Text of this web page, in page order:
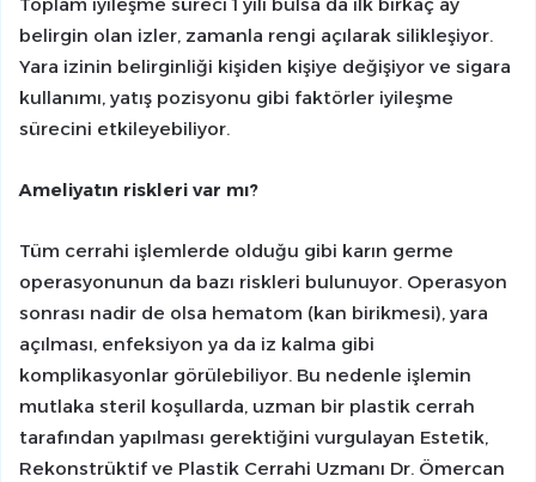
Toplam iyileşme süreci 1 yılı bulsa da ilk birkaç ay
belirgin olan izler, zamanla rengi açılarak silikleşiyor.
Yara izinin belirginliği kişiden kişiye değişiyor ve sigara
kullanımı, yatış pozisyonu gibi faktörler iyileşme
sürecini etkileyebiliyor.
Ameliyatın riskleri var mı?
Tüm cerrahi işlemlerde olduğu gibi karın germe
operasyonunun da bazı riskleri bulunuyor. Operasyon
sonrası nadir de olsa hematom (kan birikmesi), yara
açılması, enfeksiyon ya da iz kalma gibi
komplikasyonlar görülebiliyor. Bu nedenle işlemin
mutlaka steril koşullarda, uzman bir plastik cerrah
tarafından yapılması gerektiğini vurgulayan Estetik,
Rekonstrüktif ve Plastik Cerrahi Uzmanı Dr. Ömercan